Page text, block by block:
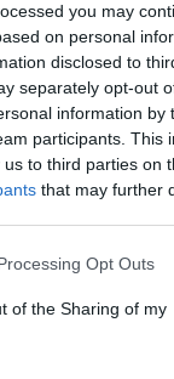
you may
on personal
disclosed to
separately opt-out
information by
participants. This
to third parties on
that may further
website/app uses
or usage behaviour.
to Google and its
specified
Opt Outs
of the Sharing of my
il futuro della
di tecnologie
per
ambientale.
e sviluppo
siano
le aziende
inclusi governi e
le sfide